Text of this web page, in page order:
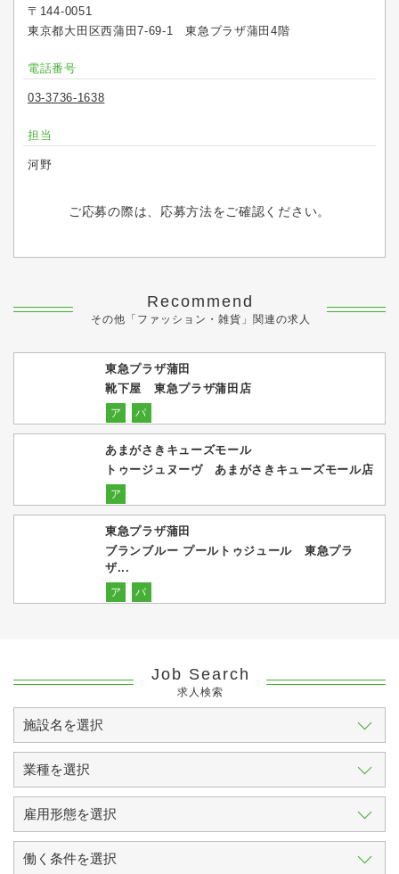
〒144-0051
東京都大田区西蒲田7-69-1 東急プラザ蒲田4階
電話番号
03-3736-1638
担当
河野
ご応募の際は、応募方法をご確認ください。
Recommend
その他「ファッション・雑貨」関連の求人
東急プラザ蒲田
靴下屋 東急プラザ蒲田店
ア パ
あまがさきキューズモール
トゥージュヌーヴ あまがさきキューズモール店
ア
東急プラザ蒲田
ブランブルー プールトゥジュール 東急プラ
ザ...
ア パ
Job Search
求人検索